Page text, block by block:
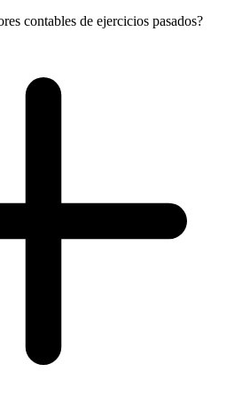
contables de ejercicios pasados?